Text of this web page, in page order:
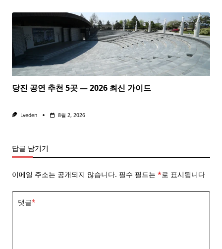
당진 공연 추천 5곳 — 2026 최신 가이드
Lveden 8월 2, 2026
답글 남기기
이메일 주소는 공개되지 않습니다. 필수 필드는 *로 표시됩니다
댓글*